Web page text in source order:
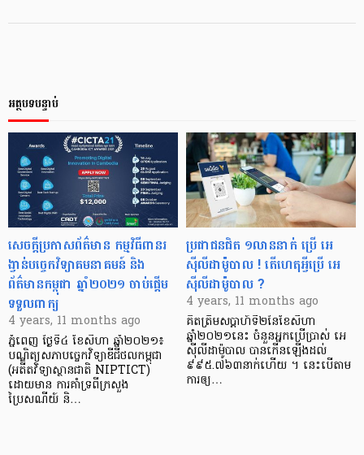
អត្ថបទបន្ទាប់
សេចក្ដីប្រកាសព័ត៌មាន កម្មវិធីពានរ
ង្វាន់បច្ចេកវិទ្យាគមនាគមន៍ និង
ព័ត៌មានកម្ពុជា ឆ្នាំ២០២១ ចាប់ផ្ដើម
ទទួលពាក្យ
4 years, 11 months ago
ភ្នំពេញ ថ្ងៃទី៤ ខែសីហា ឆ្នាំ២០២១៖
បណ្ឌិត្យសភាបច្ចេកវិទ្យាឌីជីថលកម្ពុជា
(អតីតវិទ្យាស្ថានជាតិ NIPTICT)
ដោយមាន ការគាំទ្រពីក្រសួង
ប្រៃសណីយ៍ និ…
ប្រជាជនជិត ១លាននាក់ ប្រើ អេ
ស៊ីលីដាម៉ូបាល ! តើ​ហេតុអ្វី​ប្រើ​ អេ
ស៊ីលីដាម៉ូបាល ?
4 years, 11 months ago
គិតត្រឹម​សប្ដាហ៍ទី២នៃ​ខែសីហា
ឆ្នាំ២០២១នេះ ចំនួនអ្នកប្រើប្រាស់​ អេ
ស៊ីលីដាម៉ូបាល បាន​កើនឡើង​ដល់​
៩៩៥.៧៦៣នាក់​ហើយ ។ នេះ​បើតាម​
ការ​ឲ្យ​…